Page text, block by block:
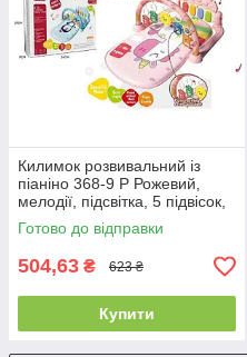
Килимок розвивальний із
піаніно 368-9 P Рожевий,
мелодії, підсвітка, 5 підвісок,
брязкальця
Готово до відправки
504,63 ₴ 623 ₴
Купити